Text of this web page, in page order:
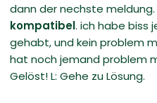
dann der nechste meldung.
kompatibel. ich habe biss
gehabt, und kein problem
hat noch jemand problem
Gelöst! L: Gehe zu Lösung.